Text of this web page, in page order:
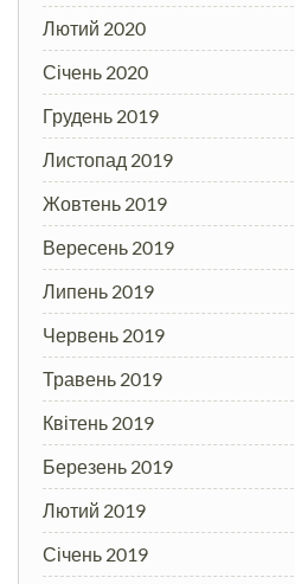
Лютий 2020
Січень 2020
Грудень 2019
Листопад 2019
Жовтень 2019
Вересень 2019
Липень 2019
Червень 2019
Травень 2019
Квітень 2019
Березень 2019
Лютий 2019
Січень 2019